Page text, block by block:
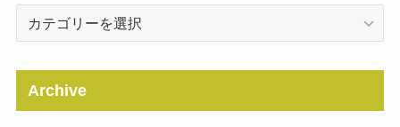
Categories
Archive